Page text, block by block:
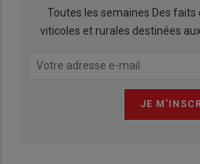
Toutes les semaines Des
viticoles et rurales destinées